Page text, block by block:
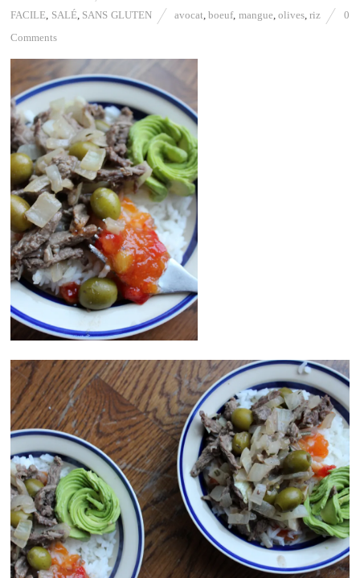
FACILE, SALÉ, SANS GLUTEN avocat,boeuf, mangue, olives,riz
0
Comments